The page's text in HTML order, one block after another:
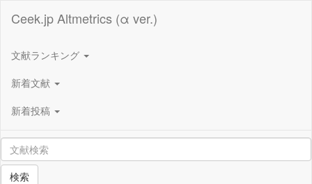
Ceek.jp Altmetrics (α ver.)
文献ランキング
新着文献
新着投稿
検索